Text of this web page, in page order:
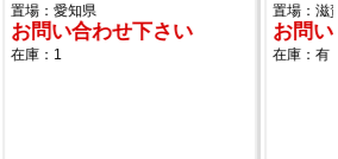
置場：滋賀県
お問い合わせ下さい